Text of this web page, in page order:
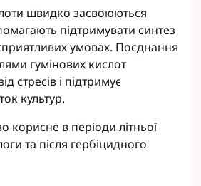
швидко засвоюються
підтримувати синтез
умовах. Поєднання
гумінових кислот
стресів і підтримує
культур.
в періоди літньої
та після гербіцидного